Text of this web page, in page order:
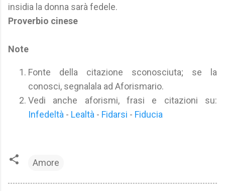
insidia la donna sarà fedele.
Proverbio cinese
Note
Fonte della citazione sconosciuta; se la
conosci, segnalala ad Aforismario.
Vedi anche aforismi, frasi e citazioni su:
Infedeltà - Lealtà - Fidarsi - Fiducia
Amore